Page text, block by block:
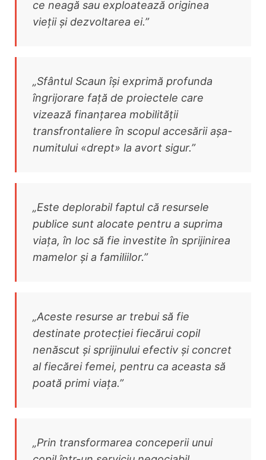
ce neagă sau exploatează originea
vieții și dezvoltarea ei.”
„Sfântul Scaun își exprimă profunda
îngrijorare față de proiectele care
vizează finanțarea mobilității
transfrontaliere în scopul accesării așa-
numitului «drept» la avort sigur.”
„Este deplorabil faptul că resursele
publice sunt alocate pentru a suprima
viața, în loc să fie investite în sprijinirea
mamelor și a familiilor.”
„Aceste resurse ar trebui să fie
destinate protecției fiecărui copil
nenăscut și sprijinului efectiv și concret
al fiecărei femei, pentru ca aceasta să
poată primi viața.”
„Prin transformarea conceperii unui